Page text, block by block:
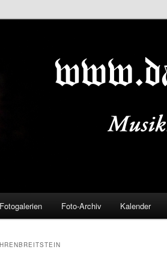
Fotogalerien Foto-Archiv Kalender